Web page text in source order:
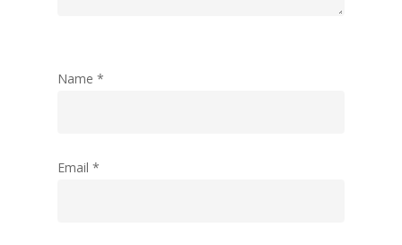
Name *
Email *